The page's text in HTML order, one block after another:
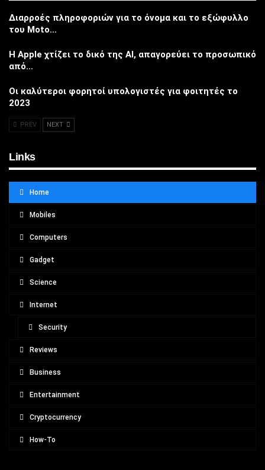
Διαρροές πληροφοριών για το όνομα και το εξώφυλλο
του Moto…
Η Apple χτίζει το δικό της AI, απαγορεύει το προσωπικό
από…
Οι καλύτεροι φορητοί υπολογιστές για φοιτητές το
2023
PREV NEXT
Links
Home
Mobiles
Computers
Gadget
Science
Internet
Security
Reviews
Business
Entertainment
Cryptocurrency
How-To